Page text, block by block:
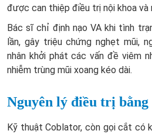
được can thiệp điều trị nội khoa và
Bác sĩ chỉ định nạo VA khi tình
lần, gây triệu chứng nghẹt mũi,
nhân khởi phát các vấn đề viêm
nhiễm trùng mũi xoang kéo dài.
Nguyên lý điều trị
Kỹ thuật Coblator, còn gọi cắt có